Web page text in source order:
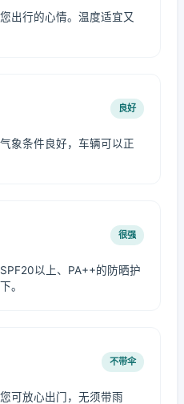
出行的心情。温度适宜又
良好
象条件良好，车辆可以正
很强
以上、PA++的防晒护
。
不带伞
可放心出门，无须带雨